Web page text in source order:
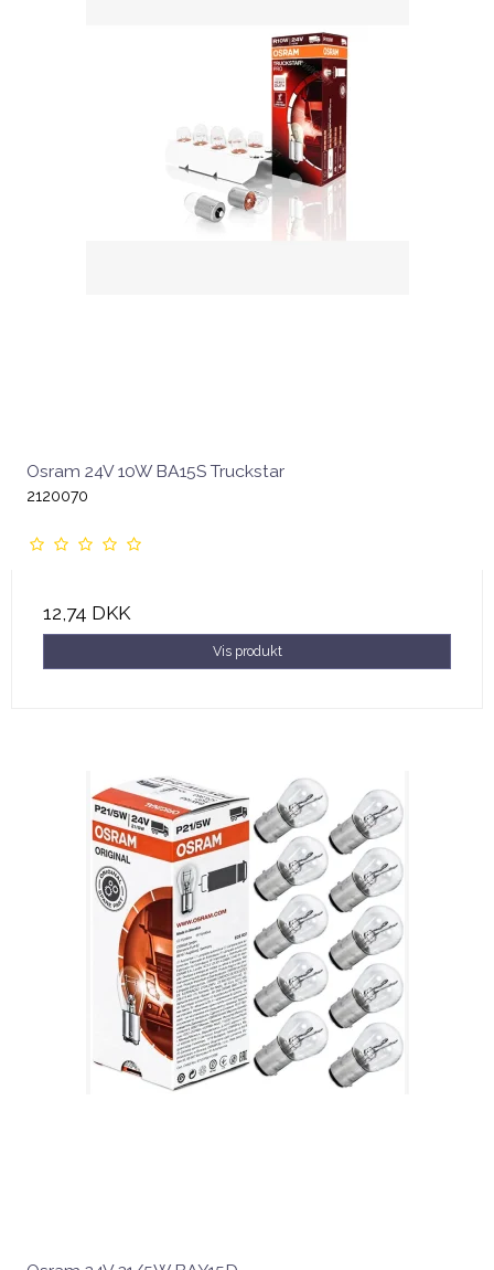
Osram 24V 10W BA15S Truckstar
2120070
12,74 DKK
Vis produkt